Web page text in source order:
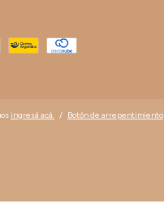
ingresá acá. / Botón de arrepentimiento